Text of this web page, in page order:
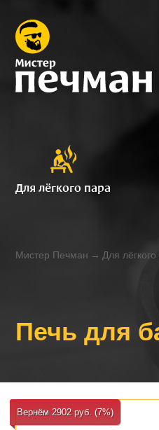
Для лёгкого пара
Мистер Печман → Для
Печь для
Вернём 2902 руб. (7%)